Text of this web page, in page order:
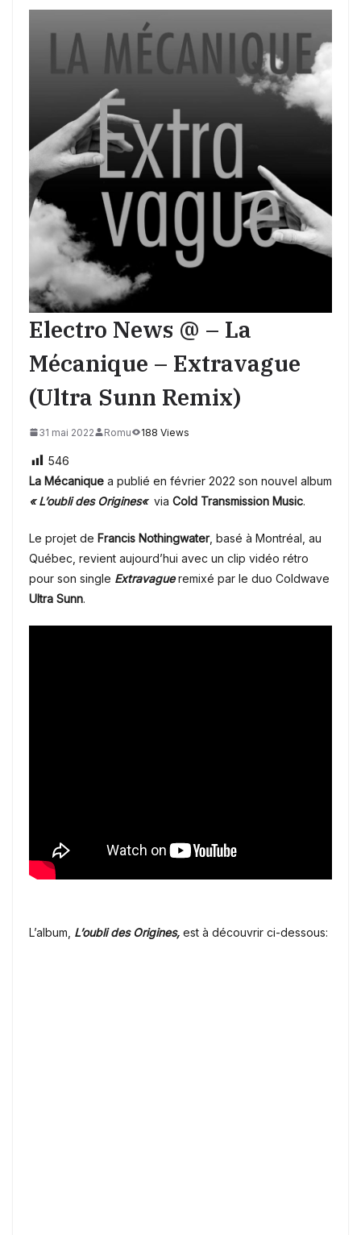
Electro News @ – La
Mécanique – Extravague
(Ultra Sunn Remix)
31 mai 2022 Romu 188 Views
546
La Mécanique a publié en février 2022 son nouvel album
« L’oubli des Origines« via Cold Transmission Music.
Le projet de Francis Nothingwater, basé à Montréal, au
Québec, revient aujourd’hui avec un clip vidéo rétro
pour son single Extravagueremixé par le duo Coldwave
Ultra Sunn.
L’album, L’oubli des Origines, est à découvrir ci-dessous: